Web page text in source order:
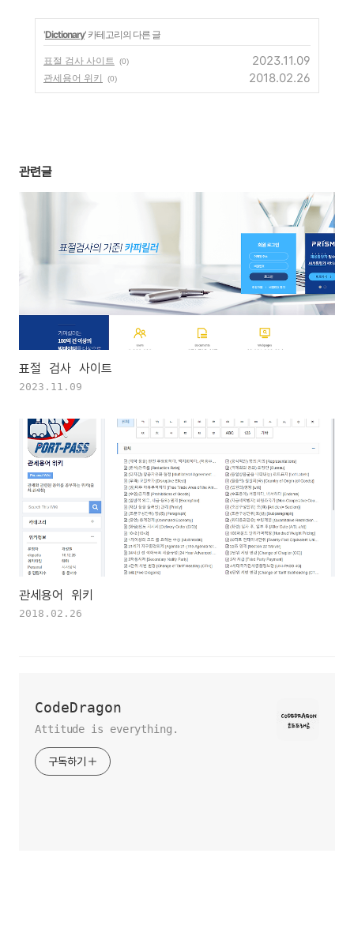
'Dictionary' 카테고리의 다른 글
표절 검사 사이트 (0) 2023.11.09
관세용어 위키 (0) 2018.02.26
관련글
표절 검사 사이트
2023.11.09
관세용어 위키
2018.02.26
CodeDragon
Attitude is everything.
구독하기